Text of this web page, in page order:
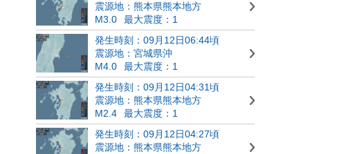
震源地：熊本県熊本地方
M3.0
最大震度：1
発生時刻：09月12日06:44頃
震源地：宮城県沖
M4.0
最大震度：1
発生時刻：09月12日04:31頃
震源地：熊本県熊本地方
M2.4
最大震度：1
発生時刻：09月12日04:27頃
震源地：熊本県熊本地方